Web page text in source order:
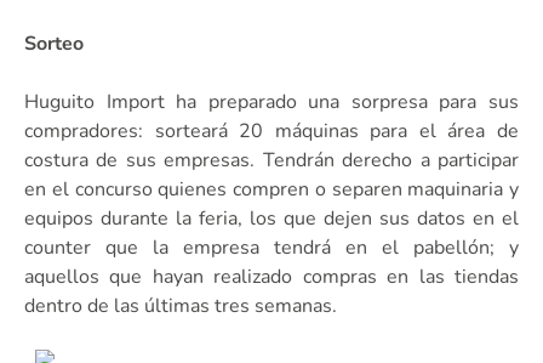
Sorteo
Huguito Import ha preparado una sorpresa para sus
compradores: sorteará 20 máquinas para el área de
costura de sus empresas. Tendrán derecho a participar
en el concurso quienes compren o separen maquinaria y
equipos durante la feria, los que dejen sus datos en el
counter que la empresa tendrá en el pabellón; y
aquellos que hayan realizado compras en las tiendas
dentro de las últimas tres semanas.